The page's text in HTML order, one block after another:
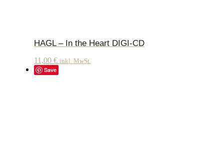
HAGL – In the Heart DIGI-CD
11,00 € inkl. MwSt.
Save